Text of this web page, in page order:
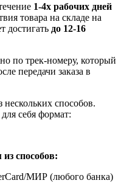
1-4х рабочих дней
товара на складе на
достигать до 12-16
по трек-номеру, который
передачи заказа в
способов.
себя формат:
способов:
МИР (любого банка)